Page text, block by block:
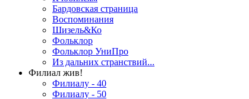
Бардовская страница
Воспоминания
Шизель&Ко
Фольклор
Фольклор УниПро
Из дальних странствий...
Филиал жив!
Филиалу - 40
Филиалу - 50